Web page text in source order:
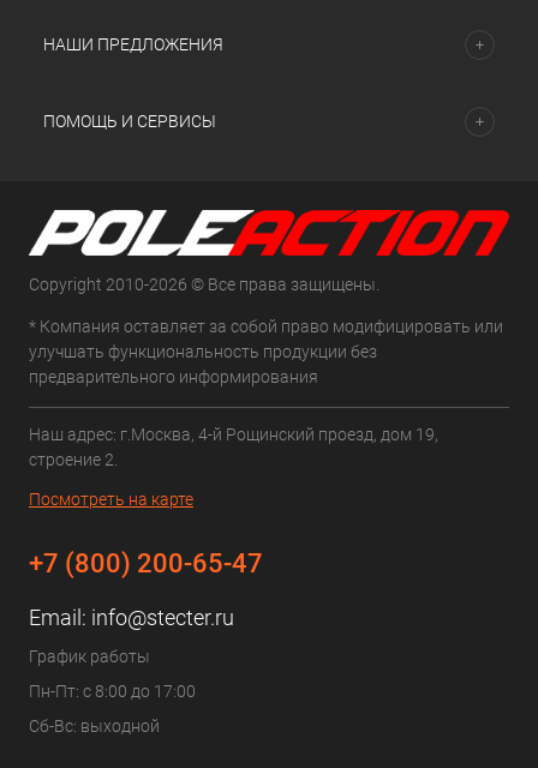
НАШИ ПРЕДЛОЖЕНИЯ
ПОМОЩЬ И СЕРВИСЫ
Copyright 2010-2026 © Все права защищены.
* Компания оставляет за собой право модифицировать или
улучшать функциональность продукции без
предварительного информирования
Наш адрес: г.Москва, 4-й Рощинский проезд, дом 19,
строение 2.
Посмотреть на карте
+7 (800) 200-65-47
Email: info@stecter.ru
График работы
Пн-Пт: с 8:00 до 17:00
Сб-Вс: выходной